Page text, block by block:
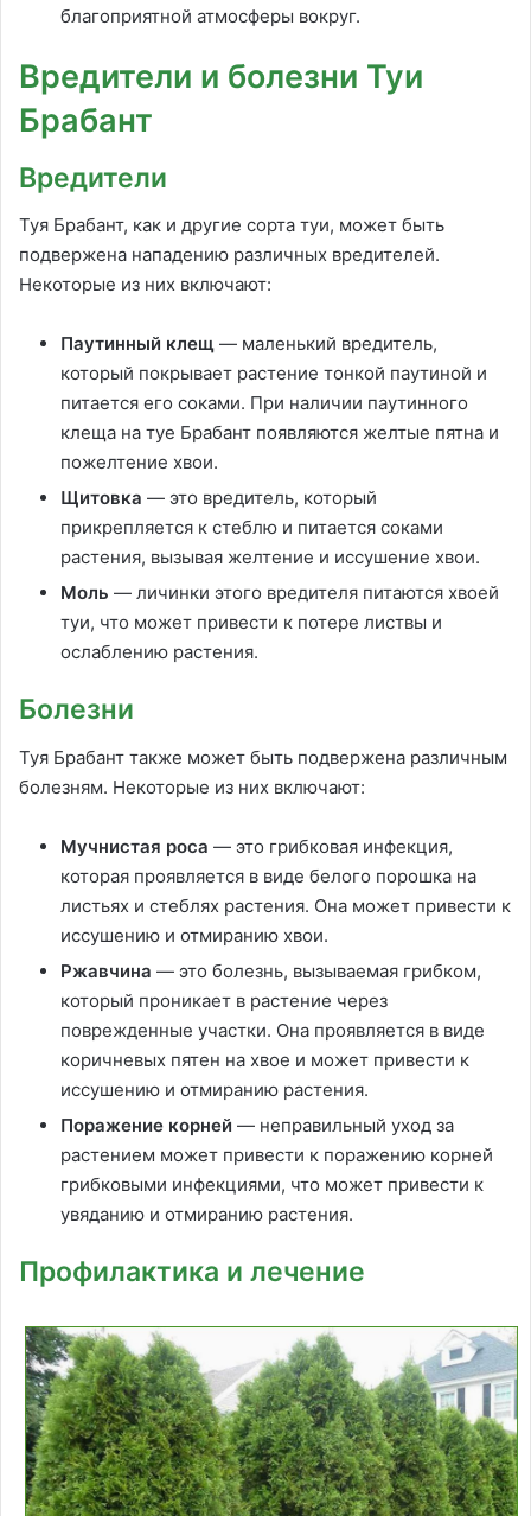
благоприятной атмосферы вокруг.
Вредители и болезни Туи
Брабант
Вредители
Туя Брабант, как и другие сорта туи, может быть
подвержена нападению различных вредителей.
Некоторые из них включают:
Паутинный клещ — маленький вредитель,
который покрывает растение тонкой паутиной и
питается его соками. При наличии паутинного
клеща на туе Брабант появляются желтые пятна и
пожелтение хвои.
Щитовка — это вредитель, который
прикрепляется к стеблю и питается соками
растения, вызывая желтение и иссушение хвои.
Моль — личинки этого вредителя питаются хвоей
туи, что может привести к потере листвы и
ослаблению растения.
Болезни
Туя Брабант также может быть подвержена различным
болезням. Некоторые из них включают:
Мучнистая роса — это грибковая инфекция,
которая проявляется в виде белого порошка на
листьях и стеблях растения. Она может привести к
иссушению и отмиранию хвои.
Ржавчина — это болезнь, вызываемая грибком,
который проникает в растение через
поврежденные участки. Она проявляется в виде
коричневых пятен на хвое и может привести к
иссушению и отмиранию растения.
Поражение корней — неправильный уход за
растением может привести к поражению корней
грибковыми инфекциями, что может привести к
увяданию и отмиранию растения.
Профилактика и лечение